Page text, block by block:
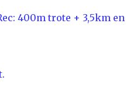
400m trote + 3,5km en